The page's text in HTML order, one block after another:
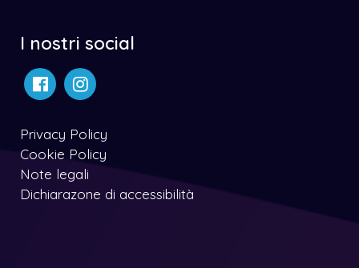
I nostri social
Privacy Policy
Cookie Policy
Note legali
Dichiarazone di accessibilità